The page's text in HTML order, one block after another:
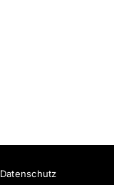
Datenschutz